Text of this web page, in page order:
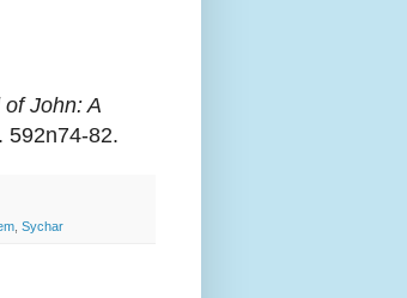
John: A
592n74-82.
Sychar